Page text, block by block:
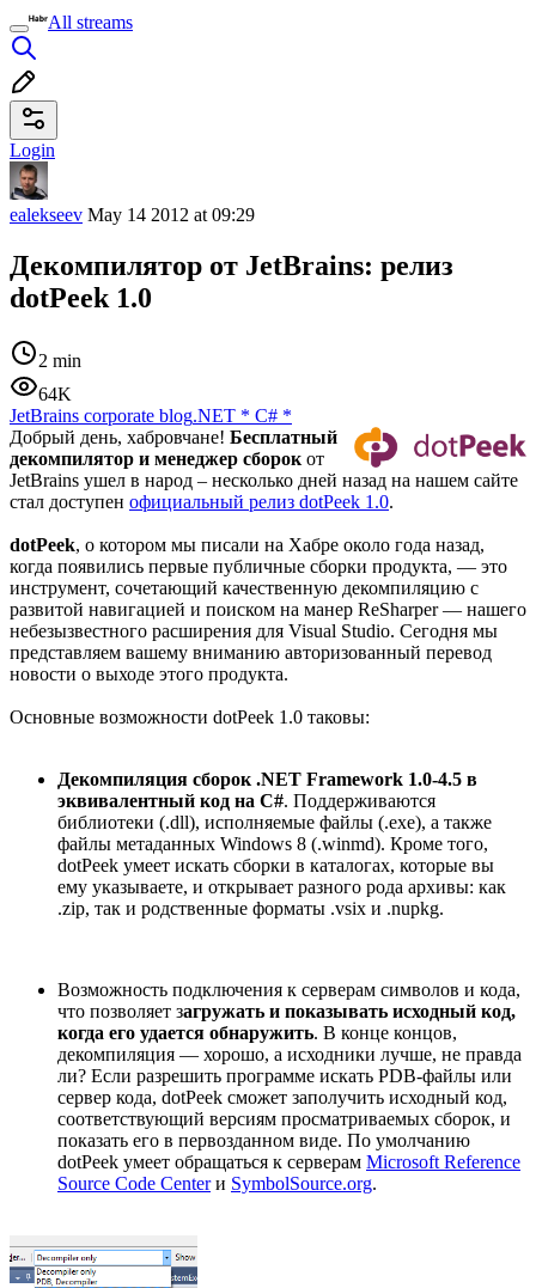
All streams
Login
ealekseev May 14 2012 at 09:29
Декомпилятор от JetBrains: релиз
dotPeek 1.0
2 min
64K
JetBrains corporate blog.NET * C# *
Добрый день, хабровчане! Бесплатный
декомпилятор и менеджер сборок от
JetBrains ушел в народ – несколько дней назад на нашем сайте
стал доступен официальный релиз dotPeek 1.0.
dotPeek, о котором мы писали на Хабре около года назад,
когда появились первые публичные сборки продукта, — это
инструмент, сочетающий качественную декомпиляцию с
развитой навигацией и поиском на манер ReSharper — нашего
небезызвестного расширения для Visual Studio. Сегодня мы
представляем вашему вниманию авторизованный перевод
новости о выходе этого продукта.
Основные возможности dotPeek 1.0 таковы:
Декомпиляция сборок .NET Framework 1.0-4.5 в
эквивалентный код на C#. Поддерживаются
библиотеки (.dll), исполняемые файлы (.exe), а также
файлы метаданных Windows 8 (.winmd). Кроме того,
dotPeek умеет искать сборки в каталогах, которые вы
ему указываете, и открывает разного рода архивы: как
.zip, так и родственные форматы .vsix и .nupkg.
Возможность подключения к серверам символов и кода,
что позволяет загружать и показывать исходный код,
когда его удается обнаружить. В конце концов,
декомпиляция — хорошо, а исходники лучше, не правда
ли? Если разрешить программе искать PDB-файлы или
сервер кода, dotPeek сможет заполучить исходный код,
соответствующий версиям просматриваемых сборок, и
показать его в первозданном виде. По умолчанию
dotPeek умеет обращаться к серверам Microsoft Reference
Source Code Centerи SymbolSource.org.